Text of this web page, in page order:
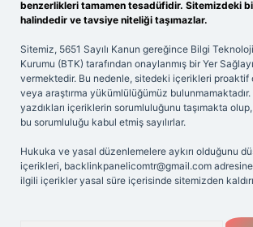
benzerlikleri tamamen tesadüfidir. Sitemizdeki
halindedir ve tavsiye niteliği taşımazlar.
Sitemiz, 5651 Sayılı Kanun gereğince Bilgi
Kurumu (BTK) tarafından onaylanmış bir Yer
vermektedir. Bu nedenle, sitedeki içerikleri proaktif
veya araştırma yükümlülüğümüz
yazdıkları içeriklerin sorumluluğunu taşımakta
bu sorumluluğu kabul etmiş sayılırlar.
Hukuka ve yasal düzenlemelere aykırı olduğunu
içerikleri, backlinkpanelicomtr@gmail.com
ilgili içerikler yasal süre içerisinde sitemizden